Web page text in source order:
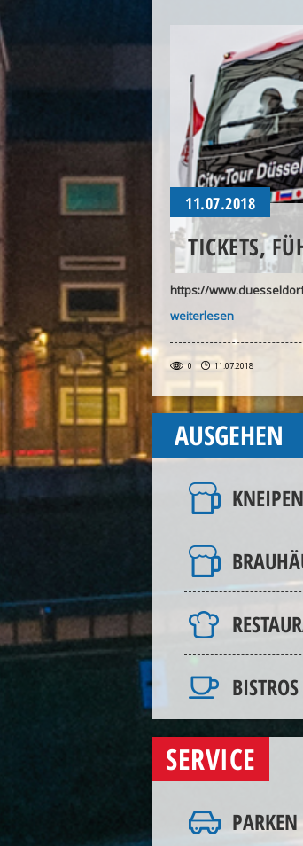
11.07.2018
TICKETS,
https://
weiterlesen
0 11.07.2018
AUSGEHEN
KNEIPEN
SERVICE
PARKEN